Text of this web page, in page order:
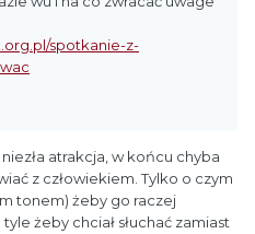
spotkanie-z-
atrakcja, w końcu chyba
z człowiekiem. Tylko o czym
tonem) żeby go raczej
żeby chciał słuchać zamiast